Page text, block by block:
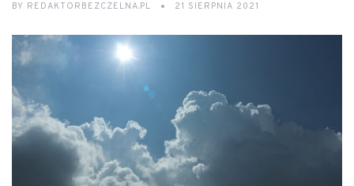
BY REDAKTORBEZCZELNA.PL 21 SIERPNIA 2021